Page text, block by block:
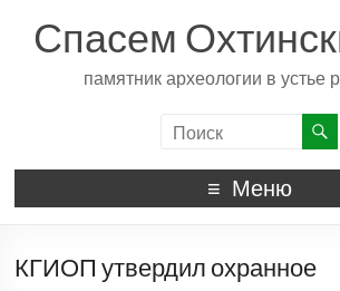
Спасем
памятник археологии в устье
Меню
КГИОП утвердил охранное